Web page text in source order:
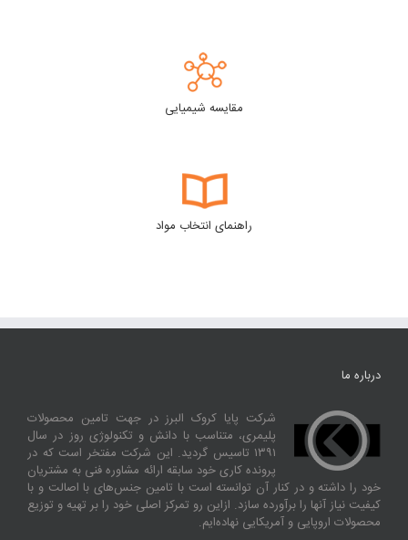
مقایسه شیمیایی
راهنمای انتخاب مواد
درباره ما
شرکت پایا کروک البرز در جهت تامین محصولات
پلیمری، متناسب با دانش و تکنولوژی روز در سال
۱۳۹۱ تاسیس گردید. این شرکت مفتخر است که در
پرونده کاری خود سابقه ارائه مشاوره فنی به مشتریان
خود را داشته و در کنار آن توانسته‌ است با تامین جنس‌های با اصالت و با
کیفیت نیاز آنها را برآورده سازد. ازاین‌ رو تمرکز اصلی خود را بر تهیه و توزیع
محصولات اروپایی و آمریکایی نهاده‌ایم.